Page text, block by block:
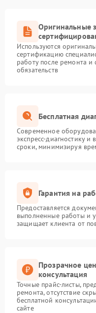
Оригинальные
Используются
сертификацию
работу после ремонта
обязательств
Бесплатная
Современное
экспресс-диагностику и
сроки, минимизируя
Гарантия на
Предоставляется
выполненные работы и
защищает клиента от
Прозрачное
консультация
Точные прайс-листы,
ремонта, отсутствие
бесплатной
сайте